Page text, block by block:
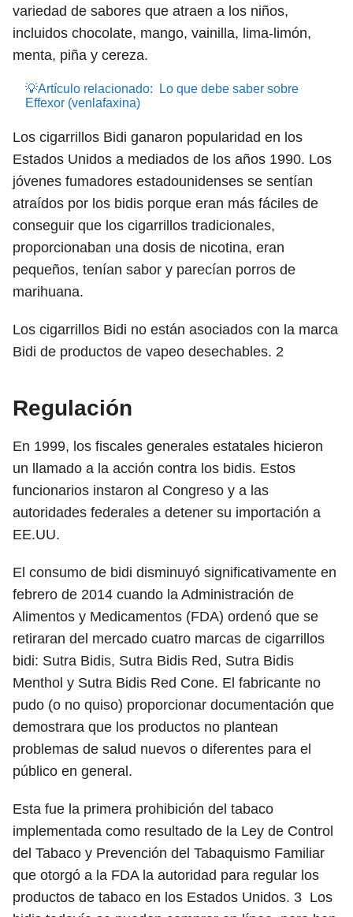
variedad de sabores que atraen a los niños,
incluidos chocolate, mango, vainilla, lima-limón,
menta, piña y cereza.
💡Artículo relacionado:
Lo que debe saber sobre
Effexor (venlafaxina)
Los cigarrillos Bidi ganaron popularidad en los
Estados Unidos a mediados de los años 1990. Los
jóvenes fumadores estadounidenses se sentían
atraídos por los bidis porque eran más fáciles de
conseguir que los cigarrillos tradicionales,
proporcionaban una dosis de nicotina, eran
pequeños, tenían sabor y parecían porros de
marihuana.
Los cigarrillos Bidi no están asociados con la marca
Bidi de productos de vapeo desechables. 2
Regulación
En 1999, los fiscales generales estatales hicieron
un llamado a la acción contra los bidis. Estos
funcionarios instaron al Congreso y a las
autoridades federales a detener su importación a
EE.UU.
El consumo de bidi disminuyó significativamente en
febrero de 2014 cuando la Administración de
Alimentos y Medicamentos (FDA) ordenó que se
retiraran del mercado cuatro marcas de cigarrillos
bidi: Sutra Bidis, Sutra Bidis Red, Sutra Bidis
Menthol y Sutra Bidis Red Cone. El fabricante no
pudo (o no quiso) proporcionar documentación que
demostrara que los productos no plantean
problemas de salud nuevos o diferentes para el
público en general.
Esta fue la primera prohibición del tabaco
implementada como resultado de la Ley de Control
del Tabaco y Prevención del Tabaquismo Familiar
que otorgó a la FDA la autoridad para regular los
productos de tabaco en los Estados Unidos. 3 Los